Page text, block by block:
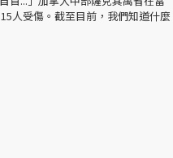
人受傷。截至目前，我們知道什麼